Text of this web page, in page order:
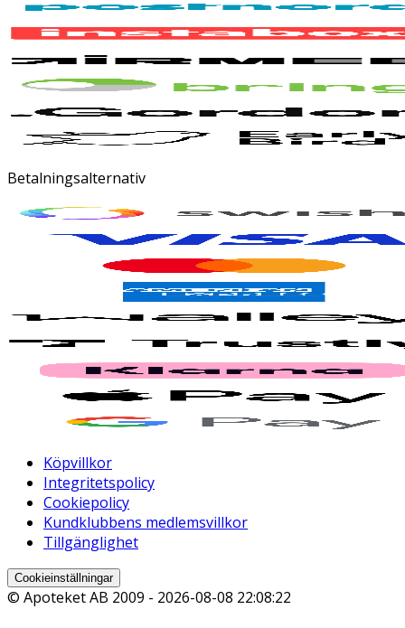
Betalningsalternativ
Köpvillkor
Integritetspolicy
Cookiepolicy
Kundklubbens medlemsvillkor
Tillgänglighet
Cookieinställningar
© Apoteket AB 2009 - 2026-08-08 22:08:22